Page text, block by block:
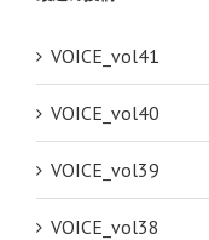
VOICE_vol41
VOICE_vol40
VOICE_vol39
VOICE_vol38